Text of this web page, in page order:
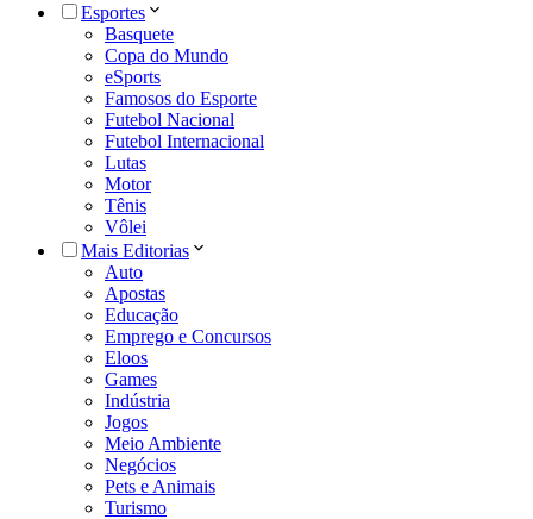
Esportes
Basquete
Copa do Mundo
eSports
Famosos do Esporte
Futebol Nacional
Futebol Internacional
Lutas
Motor
Tênis
Vôlei
Mais Editorias
Auto
Apostas
Educação
Emprego e Concursos
Eloos
Games
Indústria
Jogos
Meio Ambiente
Negócios
Pets e Animais
Turismo